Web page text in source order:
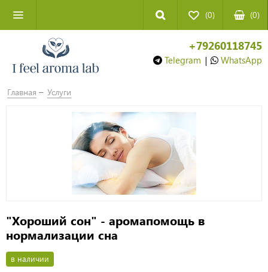
(0) (0)
+79260118745
Telegram | WhatsApp
Главная Услуги
"Хороший сон" - аромапомощь в
нормализации сна
в наличии